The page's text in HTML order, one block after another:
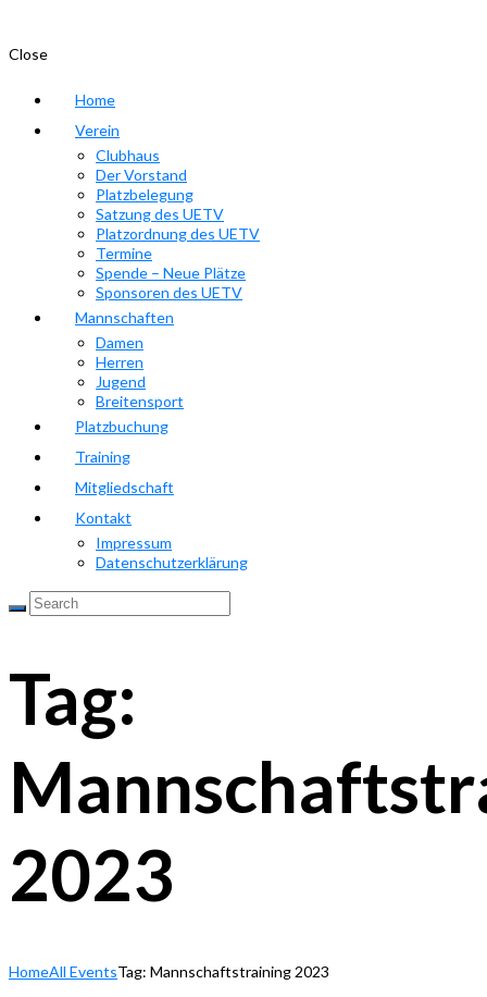
Close
Home
Verein
Clubhaus
Der Vorstand
Platzbelegung
Satzung des UETV
Platzordnung des UETV
Termine
Spende – Neue Plätze
Sponsoren des UETV
Mannschaften
Damen
Herren
Jugend
Breitensport
Platzbuchung
Training
Mitgliedschaft
Kontakt
Impressum
Datenschutzerklärung
Tag:
2023
HomeAll EventsTag: Mannschaftstraining 2023